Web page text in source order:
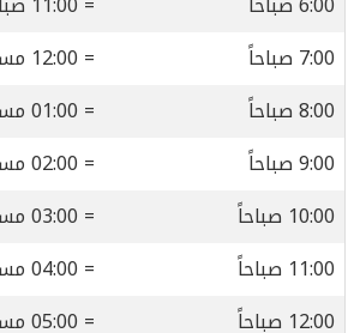
7:00 صباحاً
= 12:00 مساءً
8:00 صباحاً
= 01:00 مساءً
9:00 صباحاً
= 02:00 مساءً
10:00 صباحاً
= 03:00 مساءً
11:00 صباحاً
= 04:00 مساءً
12:00 صباحاً
= 05:00 مساءً